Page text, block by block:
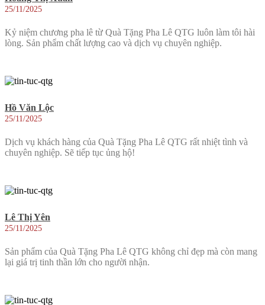
25/11/2025
Kỷ niệm chương pha lê từ Quà Tặng Pha Lê QTG luôn làm tôi hài
lòng. Sản phẩm chất lượng cao và dịch vụ chuyên nghiệp.
Hồ Văn Lộc
25/11/2025
Dịch vụ khách hàng của Quà Tặng Pha Lê QTG rất nhiệt tình và
chuyên nghiệp. Sẽ tiếp tục ủng hộ!
Lê Thị Yên
25/11/2025
Sản phẩm của Quà Tặng Pha Lê QTG không chỉ đẹp mà còn mang
lại giá trị tinh thần lớn cho người nhận.